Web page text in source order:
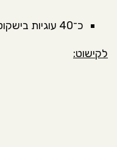
כ־40 עוגיות בישקוטי
לקישוט: